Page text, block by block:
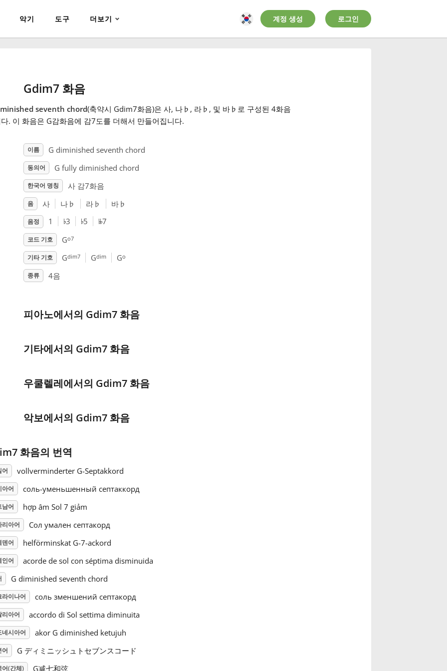
악기 도구 더보기 계정 생성 로그인
Gdim7 화음
seventh chord(축약시 Gdim7화음)은 사, 나♭ , 라♭ , 및 바♭ 로 구성된 4화음
. 이 화음은 G감화음에 감7도를 더해서 만들어집니다.
이름 G diminished seventh chord
동의어 G fully diminished chord
한국어 명칭 사 감7화음
음 사 나♭ 라♭ 바♭
음정 1 ♭3 ♭5 𝄫7
코드 기호 Go7
기타 기호 Gdim7 Gdim Go
종류 4음
피아노에서의 Gdim7 화음
기타에서의 Gdim7 화음
우쿨렐레에서의 Gdim7 화음
악보에서의 Gdim7 화음
화음의 번역
어 vollverminderter G-Septakkord
아어 соль-уменьшенный септаккорд
남어 hợp âm Sol 7 giảm
리아어 Сол умален септакорд
덴어 helförminskat G-7-ackord
인어 acorde de sol con séptima disminuida
G diminished seventh chord
라이나어 соль зменшений септакорд
리아어 accordo di Sol settima diminuita
네시아어 akor G diminished ketujuh
어 G ディミニッシュトセブンスコード
어(간체) G减七和弦